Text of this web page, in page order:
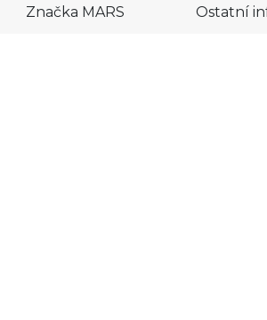
Značka MARS Ostatní